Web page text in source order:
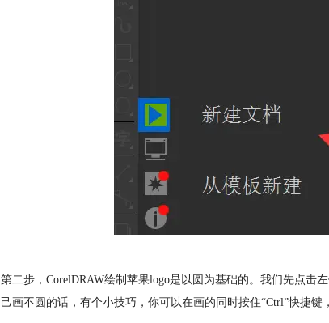
第二步，CorelDRAW绘制苹果logo是以圆为基础的。我们先点击
己画不圆的话，有个小技巧，你可以在画的同时按住“Ctrl”快捷